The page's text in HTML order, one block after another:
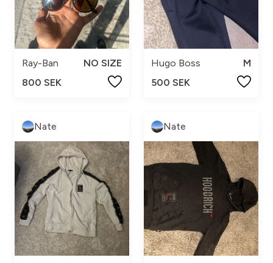
Ray-Ban
NO SIZE
800 SEK
Hugo Boss
M
500 SEK
Nate Nate